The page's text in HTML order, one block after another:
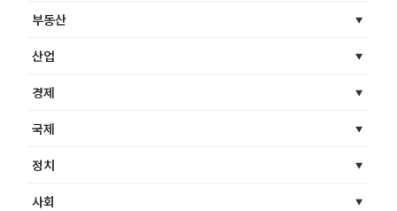
부동산
산업
경제
국제
정치
사회